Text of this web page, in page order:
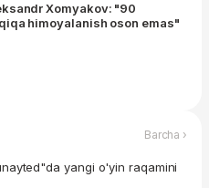
Xomyakov: "90
himoyalanish oson emas"
Barcha ›
yangi o'yin raqamini